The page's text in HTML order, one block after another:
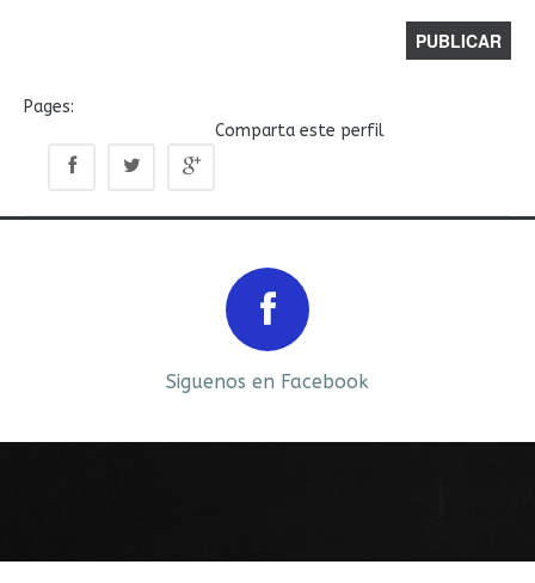
Pages:
Comparta este perfil
Siguenos en Facebook